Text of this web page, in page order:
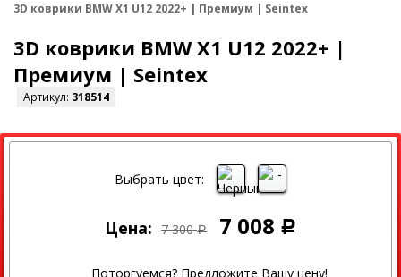
3D коврики BMW X1 U12 2022+ | Премиум | Seintex
3D коврики BMW X1 U12 2022+ |
Премиум | Seintex
Артикул: 318514
СКИДКА
Выбрать цвет:
Цена: 7 300 Р 7 008 Р
Поторгуемся? Предложите Вашу цену!